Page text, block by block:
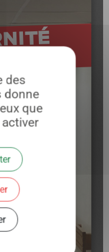
des
donne
que